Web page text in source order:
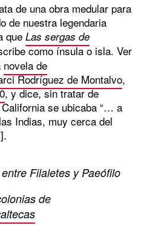
de una obra medular para
de nuestra legendaria
que Las sergas de
como ínsula o isla. Ver
novela de
Rodríguez de Montalvo,
, y dice, sin tratar de
se ubicaba “… a
Indias, muy cerca del
Filaletes y Paeófilo
de